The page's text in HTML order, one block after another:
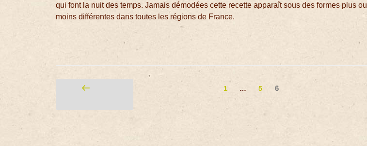
qui font la nuit des temps. Jamais démodées cette recette apparaît sous des formes plus ou
moins différentes dans toutes les régions de France.
1 … 5 6